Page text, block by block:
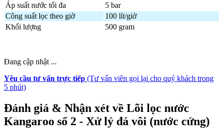
Áp suất nước tối đa
5 bar
Công suất lọc theo giờ
100 lít/giờ
Khối lượng
500 gram
Đang cập nhật ...
Yêu cầu tư vấn trực tiếp (Tư vấn viên gọi lại cho quý khách trong
5 phút)
Đánh giá & Nhận xét về Lõi lọc nước
Kangaroo số 2 - Xử lý đá vôi (nước cứng)